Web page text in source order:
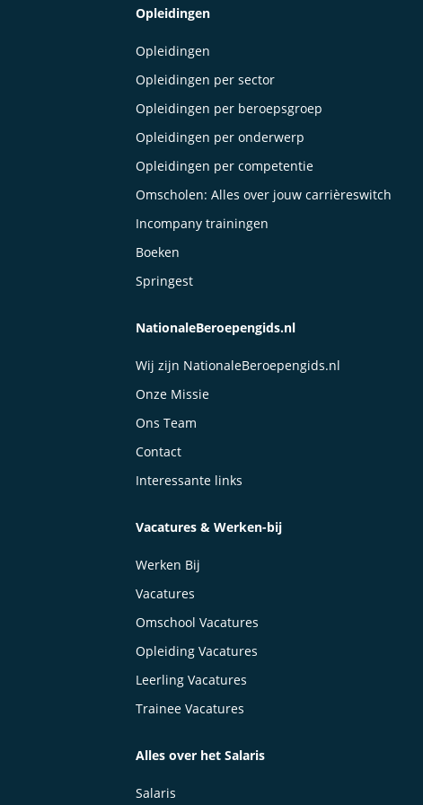
Opleidingen
Opleidingen
Opleidingen per sector
Opleidingen per beroepsgroep
Opleidingen per onderwerp
Opleidingen per competentie
Omscholen: Alles over jouw carrièreswitch
Incompany trainingen
Boeken
Springest
NationaleBeroepengids.nl
Wij zijn NationaleBeroepengids.nl
Onze Missie
Ons Team
Contact
Interessante links
Vacatures & Werken-bij
Werken Bij
Vacatures
Omschool Vacatures
Opleiding Vacatures
Leerling Vacatures
Trainee Vacatures
Alles over het Salaris
Salaris